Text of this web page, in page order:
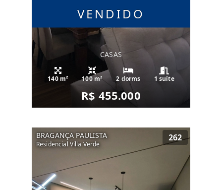
VENDIDO
CASAS
140 m² 100 m² 2 dorms 1 suíte
R$ 455.000
BRAGANÇA PAULISTA
Residencial Villa Verde
262